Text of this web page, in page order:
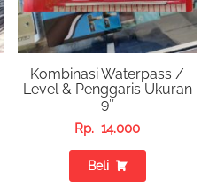
Kombinasi Waterpass /
Level & Penggaris Ukuran
9″
Rp. 14.000
Beli